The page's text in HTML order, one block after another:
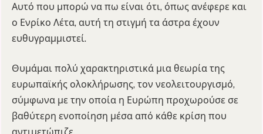
Αυτό που μπορώ να πω είναι ότι, όπως ανέφερε και
ο Ενρίκο Λέτα, αυτή τη στιγμή τα άστρα έχουν
ευθυγραμμιστεί.
Θυμάμαι πολύ χαρακτηριστικά μια θεωρία της
ευρωπαϊκής ολοκλήρωσης, τον νεολειτουργισμό,
σύμφωνα με την οποία η Ευρώπη προχωρούσε σε
βαθύτερη ενοποίηση μέσα από κάθε κρίση που